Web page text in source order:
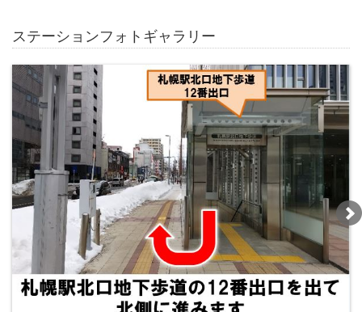
ステーションフォトギャラリー